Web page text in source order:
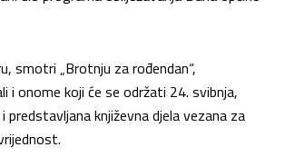
smotri „Brotnju za rođendan“,
i onome koji će se održati 24. svibnja,
književna djela vezana za